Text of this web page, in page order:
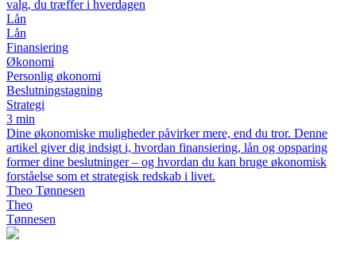
valg, du træffer i hverdagen
Lån
Lån
Finansiering
Økonomi
Personlig økonomi
Beslutningstagning
Strategi
3 min
Dine økonomiske muligheder påvirker mere, end du tror. Denne
artikel giver dig indsigt i, hvordan finansiering, lån og opsparing
former dine beslutninger – og hvordan du kan bruge økonomisk
forståelse som et strategisk redskab i livet.
Theo Tønnesen
Theo
Tønnesen